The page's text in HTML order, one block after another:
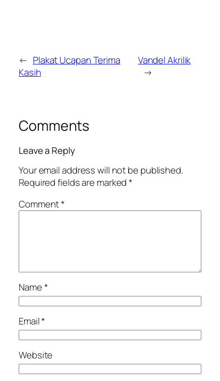
← Plakat Ucapan Terima
Kasih
Vandel Akrilik
→
Comments
Leave a Reply
Your email address will not be published.
Required fields are marked*
Comment*
Name*
Email*
Website